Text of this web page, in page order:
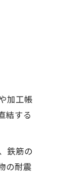
加工帳
結する
鉄筋の
の耐震